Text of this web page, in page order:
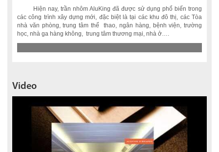
Hiện nay, trần nhôm AluKing đã được sử dụng phổ biến trong
các công trình xây dựng mới, đặc biệt là tại các khu đô thị, các Tòa
nhà văn phòng, trung tâm thể thao, ngân hàng, bệnh viện, trường
học, nhà ga hàng không, trung tâm thương mại, nhà ở….
Video